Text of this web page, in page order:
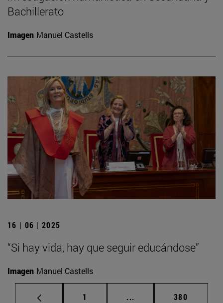
Bachillerato
Imagen Manuel Castells
16 | 06 | 2025
“Si hay vida, hay que seguir educándose”
Imagen Manuel Castells
Página
1 ... Páginas intermedias
Página
380